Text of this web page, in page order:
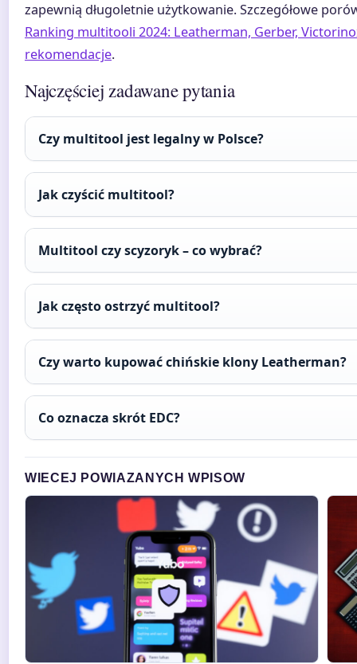
zapewnią długoletnie użytkowanie. Szczegółowe
Ranking multitooli 2024: Leatherman, Gerber,
rekomendacje.
Najczęściej zadawane pytania
Czy multitool jest legalny w Polsce?
Jak czyścić multitool?
Multitool czy scyzoryk – co wybrać?
Jak często ostrzyć multitool?
Czy warto kupować chińskie klony Leatherman?
Co oznacza skrót EDC?
WIECEJ POWIAZANYCH WPISOW